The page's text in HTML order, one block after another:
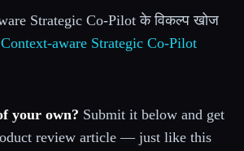
Strategic Co-Pilot के विकल्प खोज
aware Strategic Co-Pilot
your own? Submit it below and get
review article — just like this